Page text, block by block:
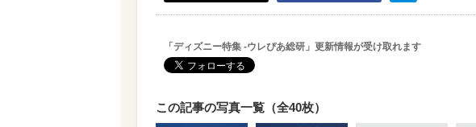
「ディズニー特集 -ウレぴあ総研」更新情報が受け取れます
この記事の写真一覧（全40枚）